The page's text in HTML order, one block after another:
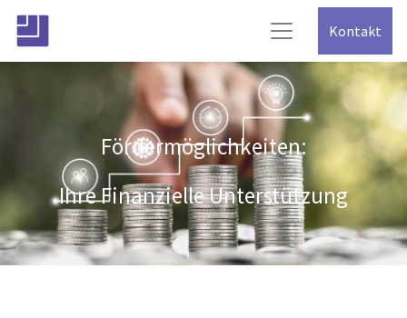
Kontakt
Fördermöglichkeiten:
Ihre Finanzielle Unterstützung